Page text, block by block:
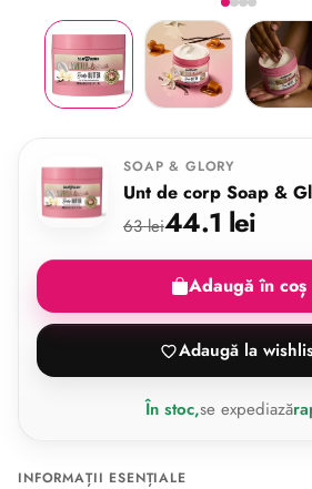
SOAP & GLORY
Unt de corp Soap &
63 lei44.1 lei
Adaugă în coș
Adaugă la
În stoc,se expediază
INFORMAȚII ESENȚIALE